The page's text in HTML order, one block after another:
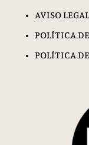
AVISO LEGAL
POLÍTICA
POLÍTICA